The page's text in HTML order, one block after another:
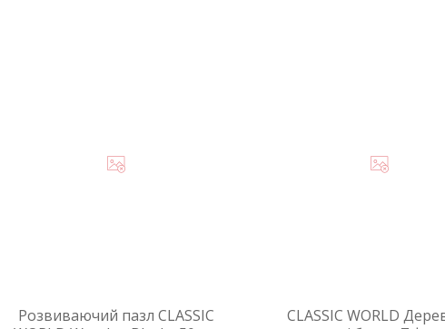
Розвиваючий пазл CLASSIC
CLASSIC WORLD